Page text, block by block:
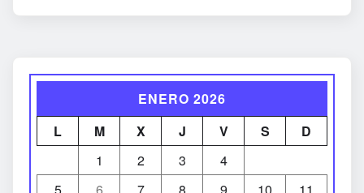
ENERO 2026
L
M X J V S
D
1
2 3
4
5
6 7 8 9 10
11